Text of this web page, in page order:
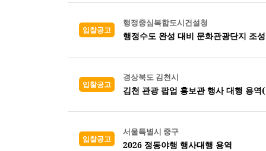
입찰공고
행정중심복합도시건설청
행정수도 완성 대비 문화관광단지 조
입찰공고
경상북도 김천시
김천 관광 팝업 홍보관 행사 대행 용
입찰공고
서울특별시 중구
2026 정동야행 행사대행 용역